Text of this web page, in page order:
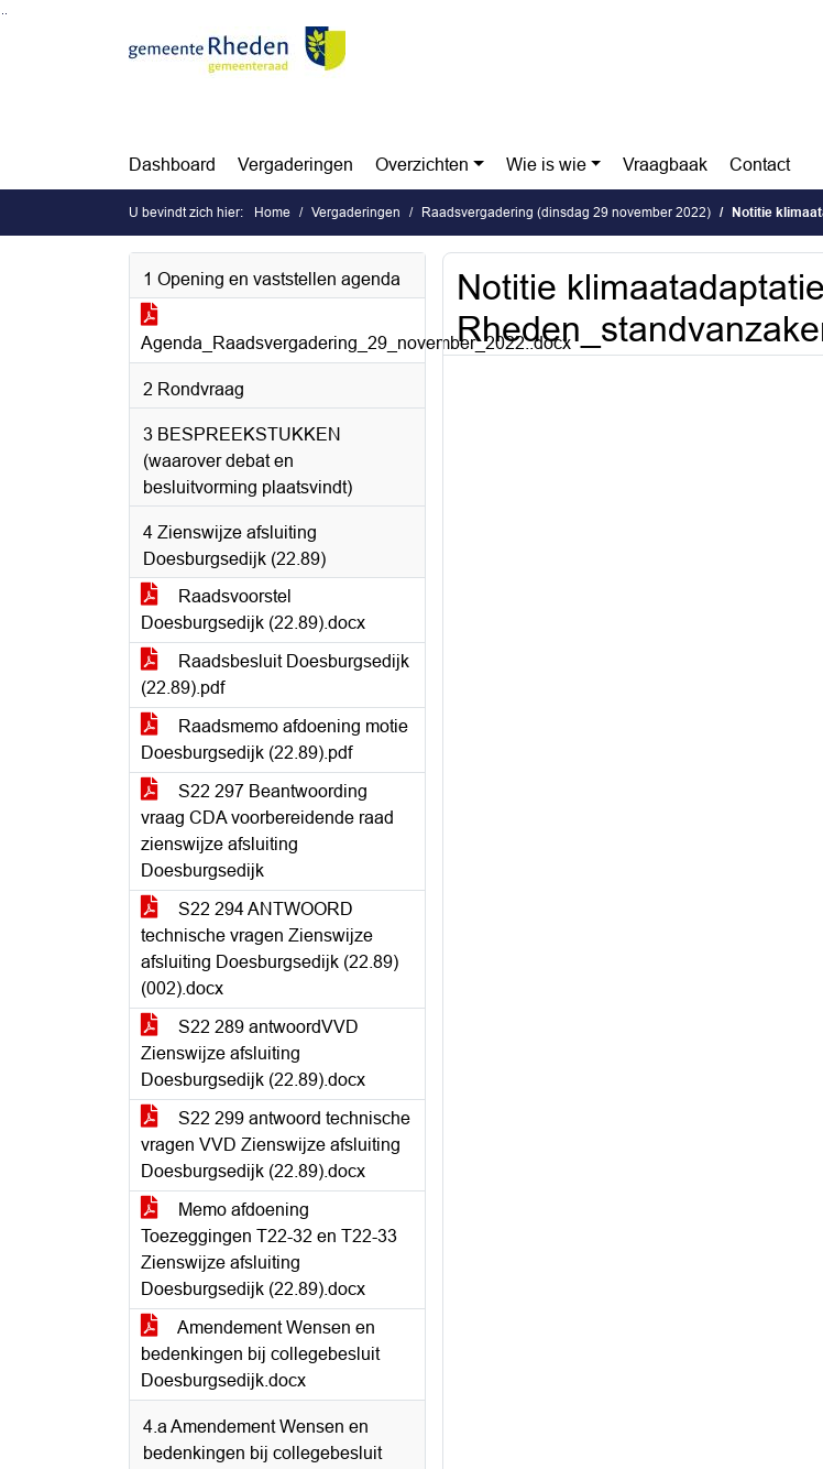
Dashboard Vergaderingen Overzichten Wie is wie Vraagbaak Contact
U bevindt zich hier: Home Vergaderingen Raadsvergadering (dinsdag 29 november 2022) Notitie
1 Opening en vaststellen agenda
Agenda_Raadsvergadering_29_november_2022..docx
2 Rondvraag
3 BESPREEKSTUKKEN
(waarover debat en
besluitvorming plaatsvindt)
4 Zienswijze afsluiting
Doesburgsedijk (22.89)
Raadsvoorstel
Doesburgsedijk (22.89).docx
Raadsbesluit Doesburgsedijk
(22.89).pdf
Raadsmemo afdoening motie
Doesburgsedijk (22.89).pdf
S22 297 Beantwoording
vraag CDA voorbereidende raad
zienswijze afsluiting
Doesburgsedijk
S22 294 ANTWOORD
technische vragen Zienswijze
afsluiting Doesburgsedijk (22.89)
(002).docx
S22 289 antwoordVVD
Zienswijze afsluiting
Doesburgsedijk (22.89).docx
S22 299 antwoord technische
vragen VVD Zienswijze afsluiting
Doesburgsedijk (22.89).docx
Memo afdoening
Toezeggingen T22-32 en T22-33
Zienswijze afsluiting
Doesburgsedijk (22.89).docx
Amendement Wensen en
bedenkingen bij collegebesluit
Doesburgsedijk.docx
4.a Amendement Wensen en
bedenkingen bij collegebesluit
Notitie